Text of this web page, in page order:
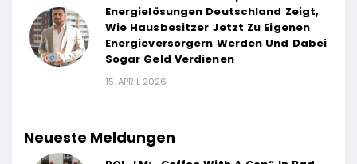
Energielösungen Deutschland Zeigt,
Wie Hausbesitzer Jetzt Zu Eigenen
Energieversorgern Werden Und Dabei
Sogar Geld Verdienen
15. APRIL 2026
Neueste Meldungen